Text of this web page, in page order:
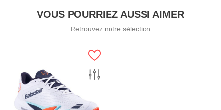
VOUS POURRIEZ AUSSI AIMER
Retrouvez notre sélection